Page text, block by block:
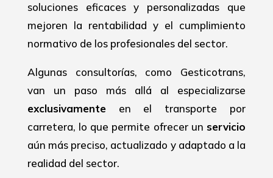
soluciones eficaces y personalizadas que
mejoren la rentabilidad y el cumplimiento
normativo de los profesionales del sector.
Algunas consultorías, como Gesticotrans,
van un paso más allá al especializarse
exclusivamenteen el transporte por
carretera, lo que permite ofrecer unservicio
aún más preciso, actualizado y adaptado a la
realidad del sector.